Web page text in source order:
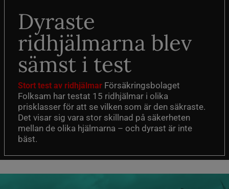
Dyraste
ridhjälmarna blev
sämst i test
Stort test av ridhjälmar Försäkringsbolaget
Folksam har testat 15 ridhjälmar i olika
prisklasser för att se vilken som är den säkraste.
Det visar sig vara stor skillnad på säkerheten
mellan de olika hjälmarna – och dyrast är inte
bäst.